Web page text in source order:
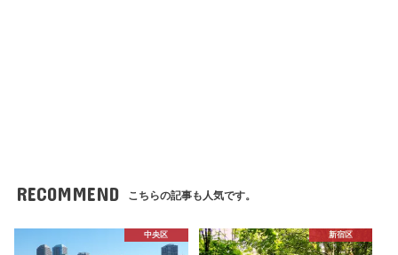
RECOMMEND こちらの記事も人気です。
中央区 新宿区